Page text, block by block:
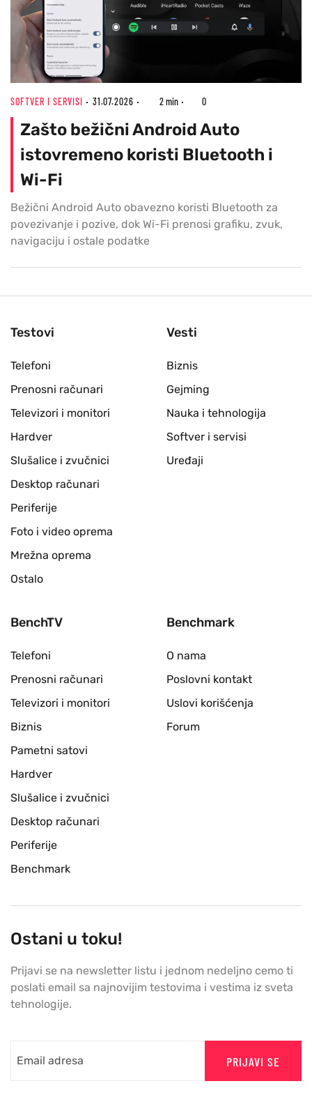
SOFTVER I SERVISI 31.07.2026 2 min 0
Zašto bežični Android Auto
istovremeno koristi Bluetooth i
Wi-Fi
Bežični Android Auto obavezno koristi Bluetooth za
povezivanje i pozive, dok Wi-Fi prenosi grafiku, zvuk,
navigaciju i ostale podatke
Testovi
Telefoni
Prenosni računari
Televizori i monitori
Hardver
Slušalice i zvučnici
Desktop računari
Periferije
Foto i video oprema
Mrežna oprema
Ostalo
Vesti
Biznis
Gejming
Nauka i tehnologija
Softver i servisi
Uređaji
BenchTV
Telefoni
Prenosni računari
Televizori i monitori
Biznis
Pametni satovi
Hardver
Slušalice i zvučnici
Desktop računari
Periferije
Benchmark
Benchmark
O nama
Poslovni kontakt
Uslovi korišćenja
Forum
Ostani u toku!
Prijavi se na newsletter listu i jednom nedeljno cemo ti
poslati email sa najnovijim testovima i vestima iz sveta
tehnologije.
PRIJAVI SE